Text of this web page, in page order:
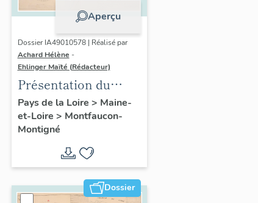
Aperçu
Dossier IA49010578 | Réalisé par
Achard Hélène -
Ehlinger Maïté (Rédacteur)
Présentation du
patrimoine
industriel de la
commune de
Montfaucon-
Montigné
Pays de la Loire > Maine-
et-Loire > Montfaucon-
Montigné
Dossier